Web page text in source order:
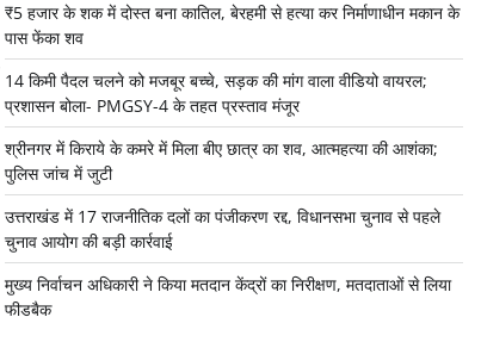
₹5 हजार के शक में दोस्त बना कातिल, बेरहमी से हत्या कर निर्माणाधीन मकान के
पास फेंका शव
14 किमी पैदल चलने को मजबूर बच्चे, सड़क की मांग वाला वीडियो वायरल;
प्रशासन बोला- PMGSY-4 के तहत प्रस्ताव मंजूर
श्रीनगर में किराये के कमरे में मिला बीए छात्र का शव, आत्महत्या की आशंका;
पुलिस जांच में जुटी
उत्तराखंड में 17 राजनीतिक दलों का पंजीकरण रद्द, विधानसभा चुनाव से पहले
चुनाव आयोग की बड़ी कार्रवाई
मुख्य निर्वाचन अधिकारी ने किया मतदान केंद्रों का निरीक्षण, मतदाताओं से लिया
फीडबैक